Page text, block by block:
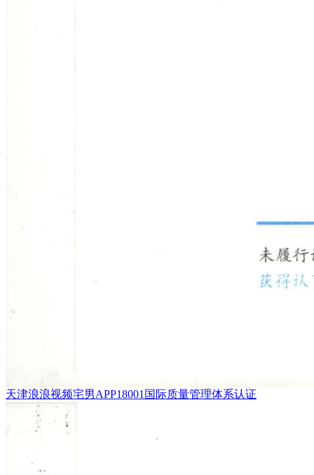
天津浪浪视频宅男APP18001国际质量管理体系认证